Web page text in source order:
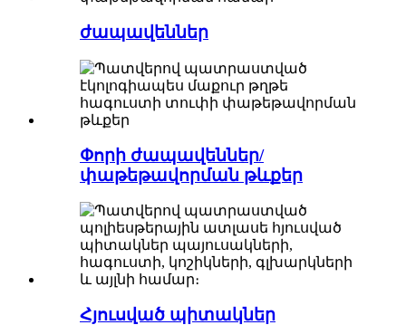
ժապավեններ
Փորի ժապավեններ/
փաթեթավորման թևքեր
Հյուսված պիտակներ